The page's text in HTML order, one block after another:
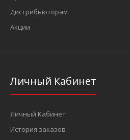
Дистрибьюторам
Акции
Личный Кабинет
Личный Кабинет
История заказов